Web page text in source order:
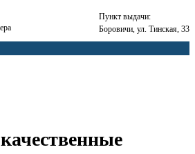
Пункт выдачи:
Боровичи, ул. Тинская, 33